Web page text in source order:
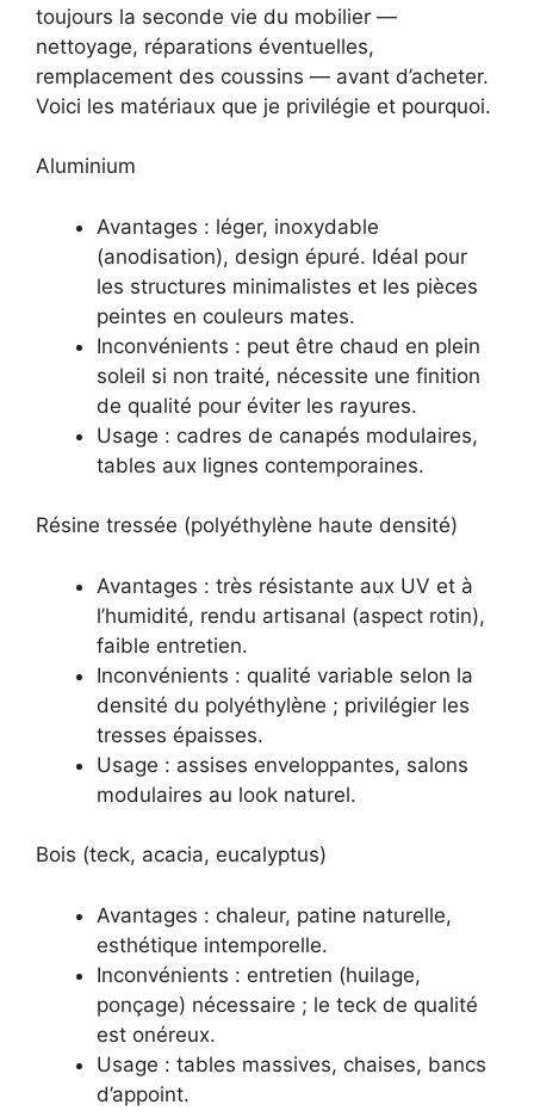
toujours la seconde vie du mobilier —
nettoyage, réparations éventuelles,
remplacement des coussins — avant d’acheter.
Voici les matériaux que je privilégie et pourquoi.
Aluminium
Avantages : léger, inoxydable
(anodisation), design épuré. Idéal pour
les structures minimalistes et les pièces
peintes en couleurs mates.
Inconvénients : peut être chaud en plein
soleil si non traité, nécessite une finition
de qualité pour éviter les rayures.
Usage : cadres de canapés modulaires,
tables aux lignes contemporaines.
Résine tressée (polyéthylène haute densité)
Avantages : très résistante aux UV et à
l’humidité, rendu artisanal (aspect rotin),
faible entretien.
Inconvénients : qualité variable selon la
densité du polyéthylène ; privilégier les
tresses épaisses.
Usage : assises enveloppantes, salons
modulaires au look naturel.
Bois (teck, acacia, eucalyptus)
Avantages : chaleur, patine naturelle,
esthétique intemporelle.
Inconvénients : entretien (huilage,
ponçage) nécessaire ; le teck de qualité
est onéreux.
Usage : tables massives, chaises, bancs
d’appoint.